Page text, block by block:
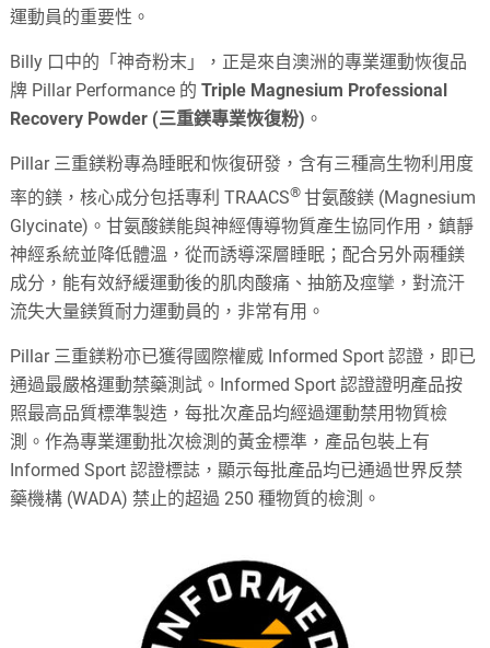
運動員的重要性。
Billy 口中的「神奇粉末」，正是來自澳洲的專業運動恢復品
牌 Pillar Performance 的Triple Magnesium Professional
Recovery Powder (三重鎂專業恢復粉) 。
Pillar 三重鎂粉專為睡眠和恢復研發，含有三種高生物利用度
率的鎂，核心成分包括專利 TRAACS®甘氨酸鎂 (Magnesium
Glycinate) 。甘氨酸鎂能與神經傳導物質產生協同作用，鎮靜
神經系統並降低體溫，從而誘導深層睡眠；配合另外兩種鎂
成分，能有效紓緩運動後的肌肉酸痛、抽筋及痙攣，對流汗
流失大量鎂質耐力運動員的，非常有用。
Pillar 三重鎂粉亦已獲得國際權威 Informed Sport 認證，即已
通過最嚴格運動禁藥測試。Informed Sport 認證證明產品按
照最高品質標準製造，每批次產品均經過運動禁用物質檢
測。作為專業運動批次檢測的黃金標準，產品包裝上有
Informed Sport 認證標誌，顯示每批產品均已通過世界反禁
藥機構 (WADA) 禁止的超過 250 種物質的檢測。